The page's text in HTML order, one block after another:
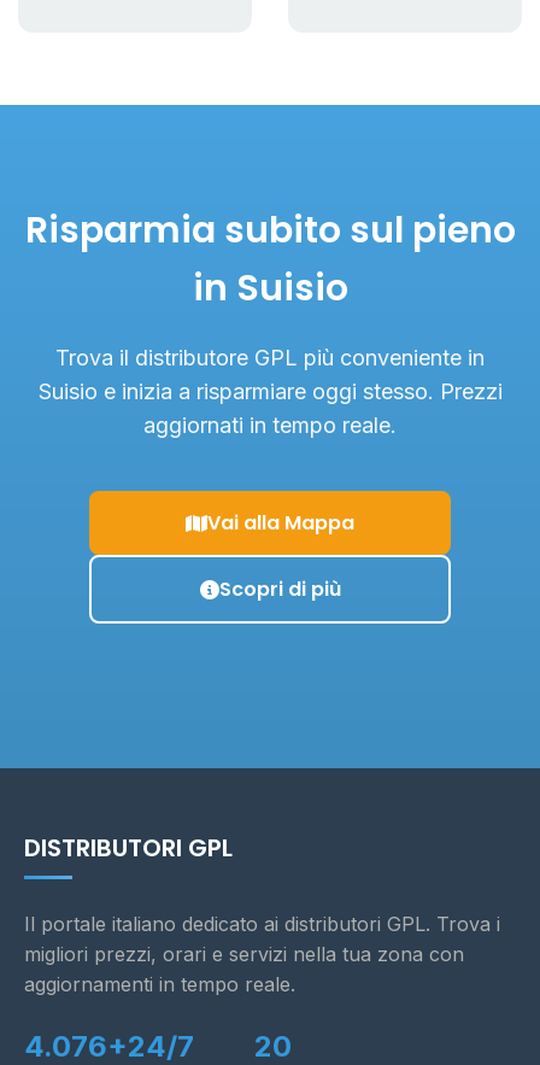
Risparmia subito sul pieno
in Suisio
Trova il distributore GPL più conveniente in
Suisio e inizia a risparmiare oggi stesso. Prezzi
aggiornati in tempo reale.
Vai alla Mappa
Scopri di più
DISTRIBUTORI GPL
Il portale italiano dedicato ai distributori GPL. Trova i
migliori prezzi, orari e servizi nella tua zona con
aggiornamenti in tempo reale.
4.076+24/7 20